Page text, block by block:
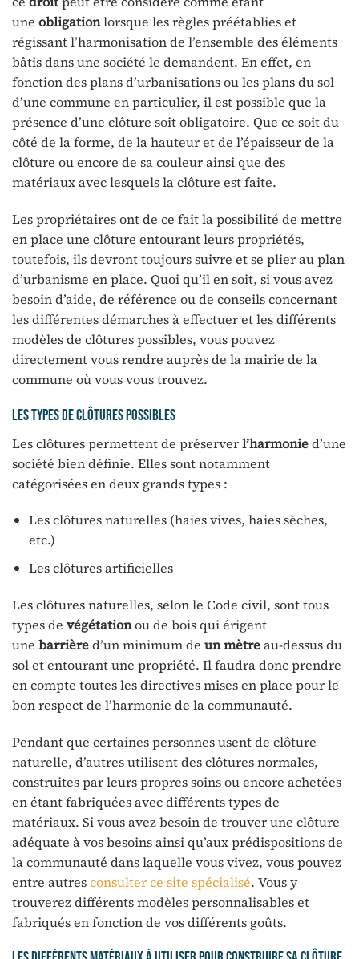
une obligationlorsque les règles préétablies et
régissant l’harmonisation de l’ensemble des éléments
bâtis dans une société le demandent. En effet, en
fonction des plans d’urbanisations ou les plans du sol
d’une commune en particulier, il est possible que la
présence d’une clôture soit obligatoire. Que ce soit du
côté de la forme, de la hauteur et de l’épaisseur de la
clôture ou encore de sa couleur ainsi que des
matériaux avec lesquels la clôture est faite.
Les propriétaires ont de ce fait la possibilité de mettre
en place une clôture entourant leurs propriétés,
toutefois, ils devront toujours suivre et se plier au plan
d’urbanisme en place. Quoi qu’il en soit, si vous avez
besoin d’aide, de référence ou de conseils concernant
les différentes démarches à effectuer et les différents
modèles de clôtures possibles, vous pouvez
directement vous rendre auprès de la mairie de la
commune où vous vous trouvez.
Les types de clôtures possibles
Les clôtures permettent de préserverl’harmonied’une
société bien définie. Elles sont notamment
catégorisées en deux grands types :
Les clôtures naturelles (haies vives, haies sèches,
etc.)
Les clôtures artificielles
Les clôtures naturelles, selon le Code civil, sont tous
types de végétationou de bois qui érigent
une barrièred’un minimum de un mètreau-dessus du
sol et entourant une propriété. Il faudra donc prendre
en compte toutes les directives mises en place pour le
bon respect de l’harmonie de la communauté.
Pendant que certaines personnes usent de clôture
naturelle, d’autres utilisent des clôtures normales,
construites par leurs propres soins ou encore achetées
en étant fabriquées avec différents types de
matériaux. Si vous avez besoin de trouver une clôture
adéquate à vos besoins ainsi qu’aux prédispositions de
la communauté dans laquelle vous vivez, vous pouvez
entre autresconsulter ce site spécialisé. Vous y
trouverez différents modèles personnalisables et
fabriqués en fonction de vos différents goûts.